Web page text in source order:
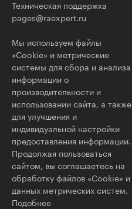
Техническая поддержка
pages@raexpert.ru
Мы используем файлы
«Cookie» и метрические
системы для сбора и анализа
информации о
производительности и
использовании сайта, а также
для улучшения и
индивидуальной настройки
предоставления информации.
Продолжая пользоваться
сайтом, вы соглашаетесь на
обработку файлов «Cookie» и
данных метрических систем.
Подобнее